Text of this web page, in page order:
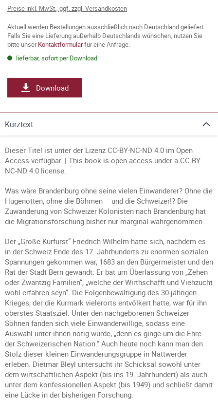
Preise inkl. MwSt., ggf. zzgl. Versandkosten
Aktuell werden Bestellungen ausschließlich nach Deutschland geliefert.
Falls Sie eine Lieferung außerhalb Deutschlands wünschen, nutzen Sie
bitte unserKontaktformularfür eine Anfrage.
lieferbar, sofort per Download
Download
Kurztext
Dieser Titel ist unter der Lizenz CC-BY-NC-ND 4.0 im Open
Access verfügbar. | This book is open access under a CC-BY-
NC-ND 4.0 license.
Was wäre Brandenburg ohne seine vielen Einwanderer? Ohne die
Hugenotten, ohne die Böhmen – und die Schweizer!? Die
Zuwanderung von Schweizer Kolonisten nach Brandenburg hat
die Migrationsforschung bisher nur marginal wahrgenommen.
Der „Große Kurfürst“ Friedrich Wilhelm hatte sich, nachdem es
in der Schweiz Ende des 17. Jahrhunderts zu enormen sozialen
Spannungen gekommen war, 1683 an den Bürgermeister und den
Rat der Stadt Bern gewandt: Er bat um Überlassung von „Zehen
oder Zwantzig Familien“, „welche der Wirthschafft und Viehzucht
wohl erfahren seyn“. Die Folgenbewältigung des 30-jährigen
Krieges, der die Kurmark vielerorts entvölkert hatte, war für ihn
oberstes Staatsziel. Unter den nachgeborenen Schweizer
Söhnen fanden sich viele Einwanderwillige, sodass eine
Auswahl unter ihnen nötig wurde, „denn es ginge um die Ehre
der Schweizerischen Nation.“ Auch heute noch kann man den
Stolz dieser kleinen Einwanderungsgruppe in Nattwerder
erleben. Dietmar Bleyl untersucht ihr Schicksal sowohl unter
dem wirtschaftlichen Aspekt (bis ins 19. Jahrhundert) als auch
unter dem konfessionellen Aspekt (bis 1949) und schließt damit
eine Lücke in der bisherigen Forschung.